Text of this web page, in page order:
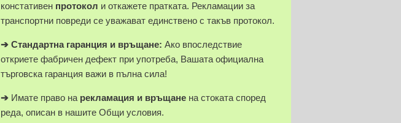
констативен протокол и откажете пратката. Рекламации за
транспортни повреди се уважават единствено с такъв протокол.
➔ Стандартна гаранция и връщане: Ако впоследствие
откриете фабричен дефект при употреба, Вашата официална
търговска гаранция важи в пълна сила!
➔ Имате право на рекламация и връщане на стоката според
реда, описан в нашите Общи условия.